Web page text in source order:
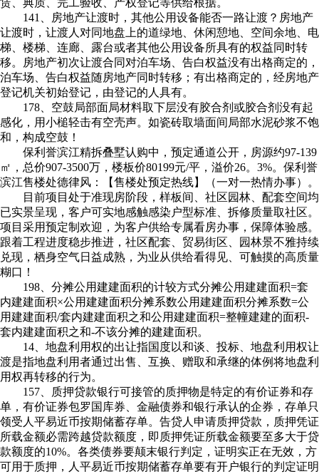
赁、典质、完工验收、产权登记等供给根据。
141、房地产让渡时，其他公用设备能否一路让渡？房地产
让渡时，让渡人对同地盘上的道绿地、休闲憩地、空间余地、电
梯、楼梯、连廊、露台或者其他公用设备所具有的权益同时转
移。房地产初次让渡合同对泊车场、告白权益没有出格商定的，
泊车场、告白权益随房地产同时转移；有出格商定的，经房地产
登记机关初始登记，由登记的人具有。
178、空鼓局部面局材料取下层没有胶合剂或胶合剂没有起
感化，用小槌轻击有空壳声。如瓷砖取墙面间局部水泥砂浆不饱
和，构成空鼓！
保利誉滨江精拆叠墅认购中，预定通道公开，房源约97-139
㎡，总价907-3500万，楼板价80199元/平，溢价26。3%。保利誉
滨江售楼处德律风：【售楼处预定热线】（一对一热情办事）。
目前项目处于准现房阶段，样板间、社区园林、配套空间均
已实景呈现，客户可实地感触感染户型标准、拆修质量取社区。
项目采用预定制欢迎，为客户供给专属看房办事，保障体验感。
跟着工程进度稳步推进，社区配套、贸易街区、园林景不雅持续
兑现，栖身空气日益成熟，为业从供给看得见、可触摸的高质量
糊口！
198、分摊公用建建面积的计较方式分摊公用建建面积=套
内建建面积×公用建建面积分摊系数公用建建面积分摊系数=公
用建建面积/套内建建面积之和公用建建面积=整幢建建的面积-
套内建建面积之和-不该分摊的建建面积。
14、地盘利用权的出让指国度以和谈、投标、地盘利用权让
渡是指地盘利用者通过出售、互换、赠取和承继的体例将地盘利
用权再转移的行为。
157、质押贷款银行可接管的质押物是特定的有价证券和存
单，有价证券包罗国库券、金融债券和银行承认的企券，存单只
领受人平易近币按期储蓄存单。告贷人申请质押贷款，质押凭证
所载金额必需跨越贷款额度，即质押凭证所载金额要至多大于贷
款额度的10%。各类债券要颠末银行判定，证明实正在无效，方
可用于质押，人平易近币按期储蓄存单要有开户银行的判定证明